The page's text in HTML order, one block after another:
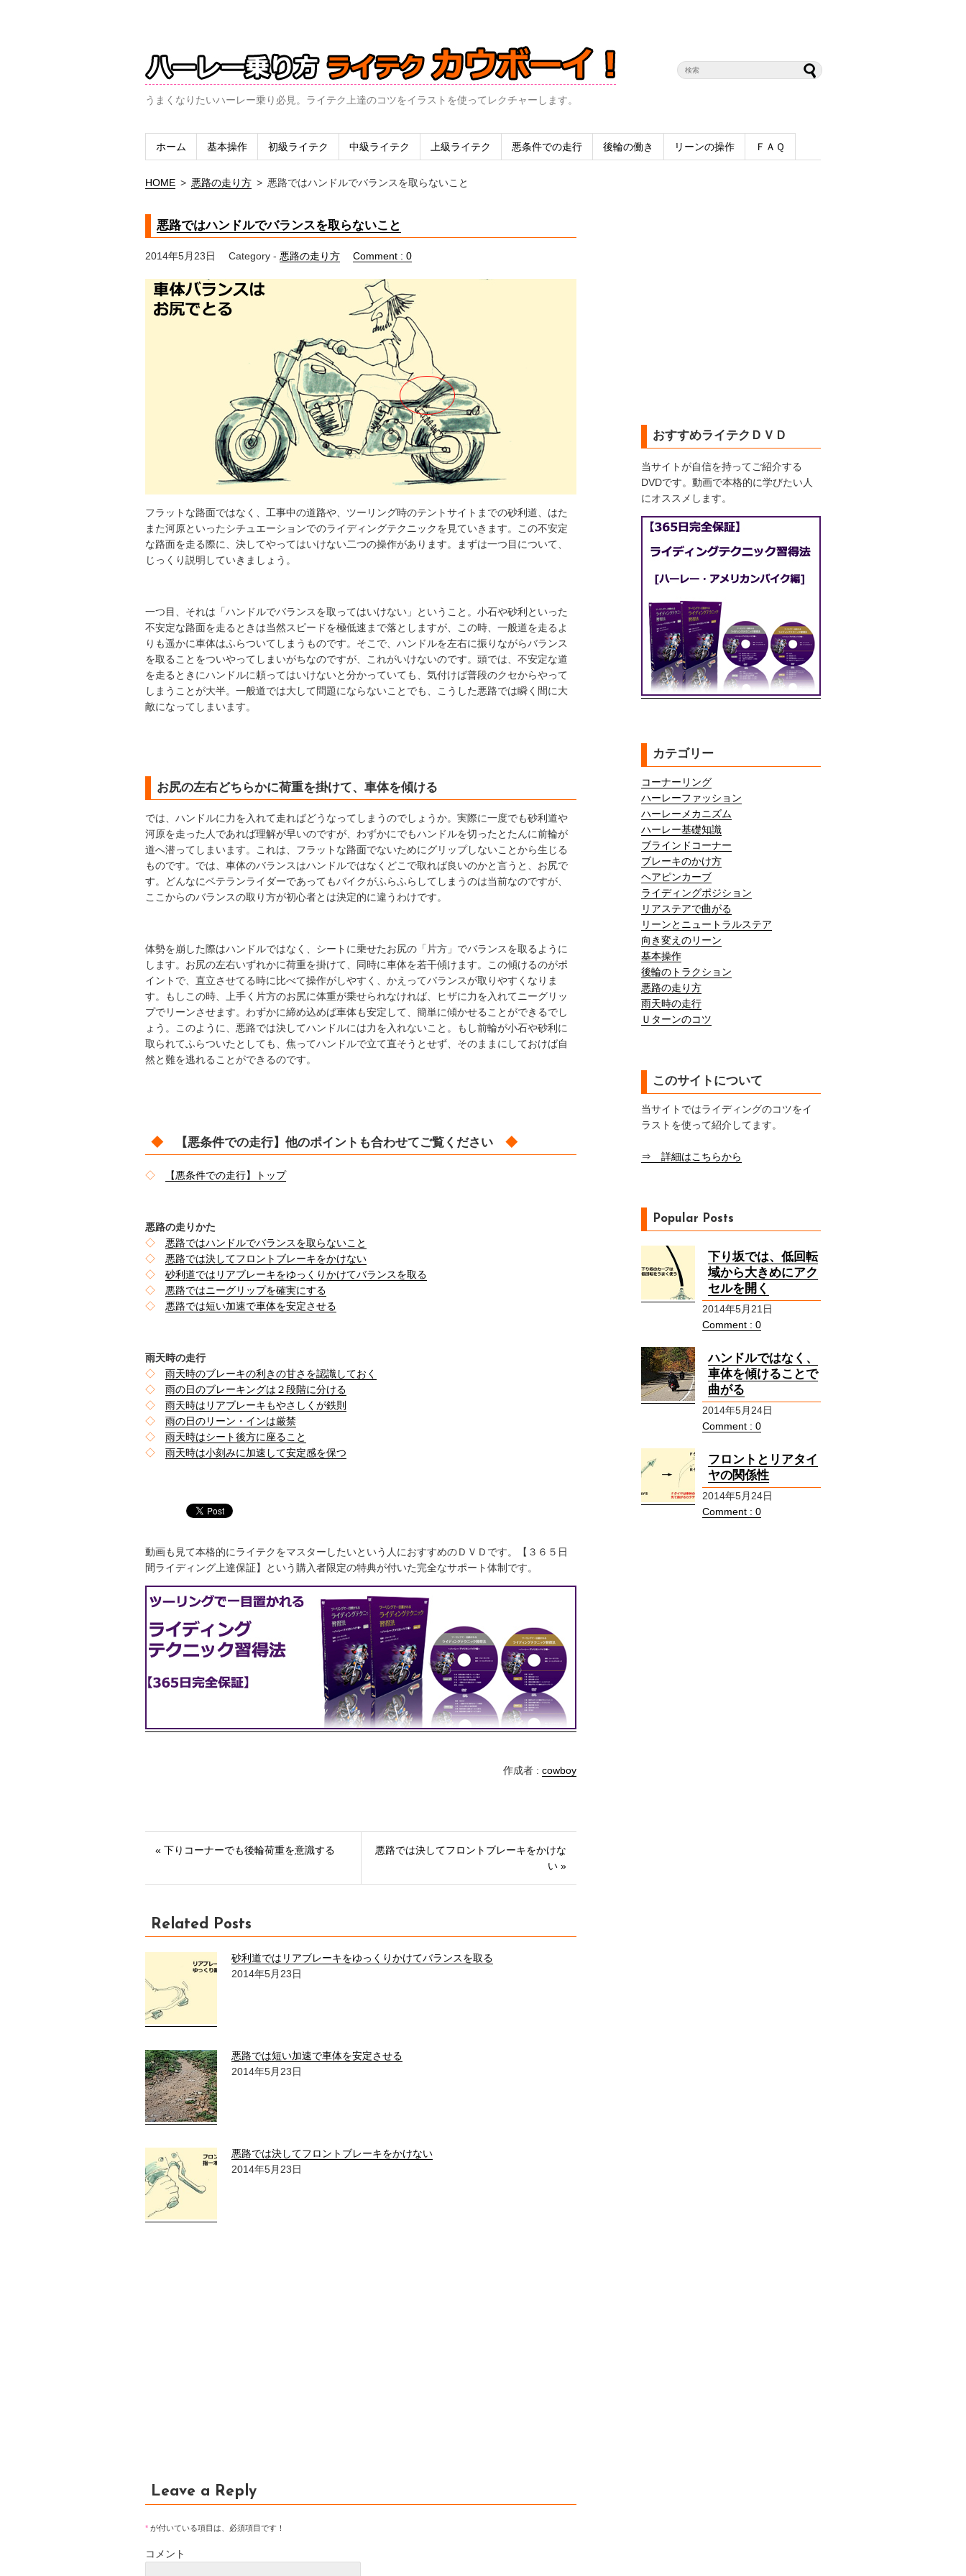
うまくなりたいハーレー乗り必見。ライテク上達のコツをイラストを使ってレクチャーします。
ホーム 基本操作 初級ライテク 中級ライテク 上級ライテク 悪条件での走行 後輪の働き リーンの操作 ＦＡＱ
HOME > 悪路の走り方 > 悪路ではハンドルでバランスを取らないこと
悪路ではハンドルでバランスを取らないこと
2014年5月23日 Category - 悪路の走り方 Comment : 0
フラットな路面ではなく、工事中の道路や、ツーリング時のテントサイトまでの砂利道、はた
また河原といったシチュエーションでのライディングテクニックを見ていきます。この不安定
な路面を走る際に、決してやってはいけない二つの操作があります。まずは一つ目について、
じっくり説明していきましょう。
一つ目、それは「ハンドルでバランスを取ってはいけない」ということ。小石や砂利といった
不安定な路面を走るときは当然スピードを極低速まで落としますが、この時、一般道を走るよ
りも遥かに車体はふらついてしまうものです。そこで、ハンドルを左右に振りながらバランス
を取ることをついやってしまいがちなのですが、これがいけないのです。頭では、不安定な道
を走るときにハンドルに頼ってはいけないと分かっていても、気付けば普段のクセからやって
しまうことが大半。一般道では大して問題にならないことでも、こうした悪路では瞬く間に大
敵になってしまいます。
お尻の左右どちらかに荷重を掛けて、車体を傾ける
では、ハンドルに力を入れて走ればどうなってしまうのでしょうか。実際に一度でも砂利道や
河原を走った人であれば理解が早いのですが、わずかにでもハンドルを切ったとたんに前輪が
道へ潜ってしまいます。これは、フラットな路面でないためにグリップしないことから生じる
ものです。では、車体のバランスはハンドルではなくどこで取れば良いのかと言うと、お尻で
す。どんなにベテランライダーであってもバイクがふらふらしてしまうのは当前なのですが、
ここからのバランスの取り方が初心者とは決定的に違うわけです。
体勢を崩した際はハンドルではなく、シートに乗せたお尻の「片方」でバランスを取るように
します。お尻の左右いずれかに荷重を掛けて、同時に車体を若干傾けます。この傾けるのがポ
イントで、直立させてる時に比べて操作がしやすく、かえってバランスが取りやすくなりま
す。もしこの時、上手く片方のお尻に体重が乗せられなければ、ヒザに力を入れてニーグリッ
プでリーンさせます。わずかに締め込めば車体も安定して、簡単に傾かせることができるでし
ょう。このように、悪路では決してハンドルには力を入れないこと。もし前輪が小石や砂利に
取られてふらついたとしても、焦ってハンドルで立て直そうとせず、そのままにしておけば自
然と難を逃れることができるのです。
◆ 【悪条件での走行】他のポイントも合わせてご覧ください ◆
◇ 【悪条件での走行】トップ
悪路の走りかた
◇
悪路ではハンドルでバランスを取らないこと
◇
悪路では決してフロントブレーキをかけない
◇
砂利道ではリアブレーキをゆっくりかけてバランスを取る
◇
悪路ではニーグリップを確実にする
◇
悪路では短い加速で車体を安定させる
雨天時の走行
◇
雨天時のブレーキの利きの甘さを認識しておく
◇
雨の日のブレーキングは２段階に分ける
◇
雨天時はリアブレーキもやさしくが鉄則
◇
雨の日のリーン・インは厳禁
◇
雨天時はシート後方に座ること
◇
雨天時は小刻みに加速して安定感を保つ
動画も見て本格的にライテクをマスターしたいという人におすすめのＤＶＤです。【３６５日
間ライディング上達保証】という購入者限定の特典が付いた完全なサポート体制です。
作成者 : cowboy
« 下りコーナーでも後輪荷重を意識する
悪路では決してフロントブレーキをかけな
い »
Related Posts
砂利道ではリアブレーキをゆっくりかけてバランスを取る
2014年5月23日
悪路では短い加速で車体を安定させる
2014年5月23日
悪路では決してフロントブレーキをかけない
2014年5月23日
Leave a Reply
* が付いている項目は、必須項目です！
コメント
おすすめライテクＤＶＤ
当サイトが自信を持ってご紹介する
DVDです。動画で本格的に学びたい人
にオススメします。
カテゴリー
コーナーリング
ハーレーファッション
ハーレーメカニズム
ハーレー基礎知識
ブラインドコーナー
ブレーキのかけ方
ヘアピンカーブ
ライディングポジション
リアステアで曲がる
リーンとニュートラルステア
向き変えのリーン
基本操作
後輪のトラクション
悪路の走り方
雨天時の走行
Ｕターンのコツ
このサイトについて
当サイトではライディングのコツをイ
ラストを使って紹介してます。
⇒ 詳細はこちらから
Popular Posts
下り坂では、低回転
域から大きめにアク
セルを開く
2014年5月21日
Comment : 0
ハンドルではなく、
車体を傾けることで
曲がる
2014年5月24日
Comment : 0
フロントとリアタイ
ヤの関係性
2014年5月24日
Comment : 0